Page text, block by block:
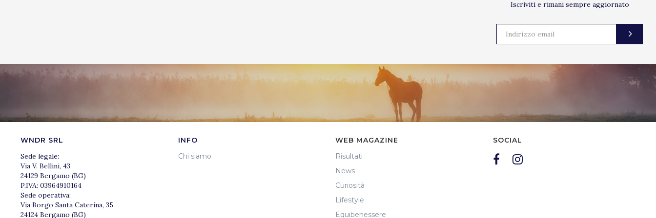
Iscriviti e rimani sempre aggiornato
WNDR SRL
Sede legale:
Via V. Bellini, 43
24129 Bergamo (BG)
P.IVA: 03964910164
Sede operativa:
Via Borgo Santa Caterina, 35
24124 Bergamo (BG)
INFO
Chi siamo
WEB MAGAZINE
Risultati
News
Curiosità
Lifestyle
Equibenessere
SOCIAL